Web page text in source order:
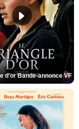
d'or Bande-annonce VF